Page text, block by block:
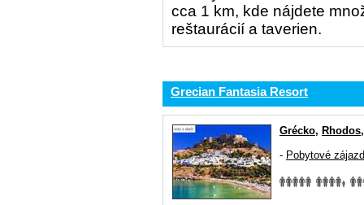
cca 1 km, kde nájdete
reštaurácií a taverien.
Grecian Fantasia Resort
Grécko, Rhodos
- Pobytové